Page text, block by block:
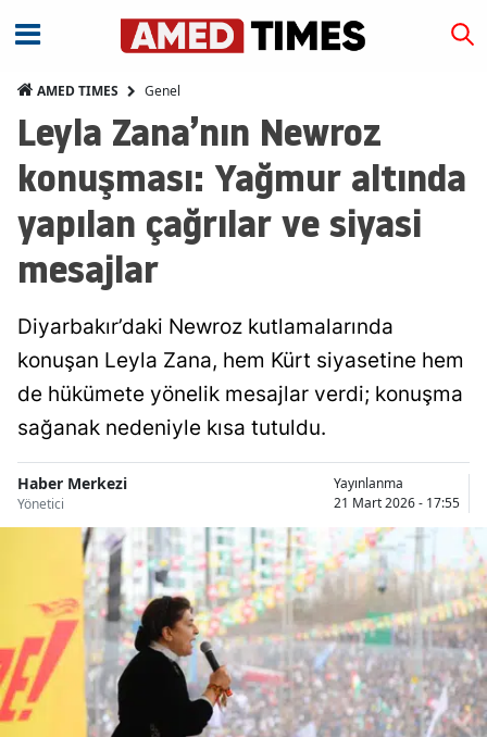
AMED TIMES Genel
Leyla Zana’nın Newroz
konuşması: Yağmur altında
yapılan çağrılar ve siyasi
mesajlar
Diyarbakır’daki Newroz kutlamalarında
konuşan Leyla Zana, hem Kürt siyasetine hem
de hükümete yönelik mesajlar verdi; konuşma
sağanak nedeniyle kısa tutuldu.
Haber Merkezi
Yönetici
Yayınlanma
21 Mart 2026 - 17:55